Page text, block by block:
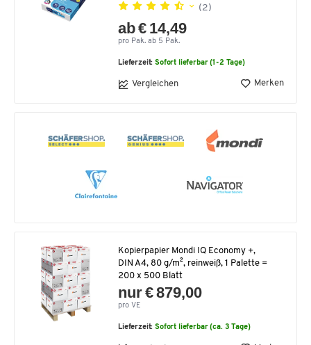
(2)
ab € 14,49
pro Pak. ab 5 Pak.
Lieferzeit:Sofort lieferbar (1-2 Tage)
Vergleichen Merken
Kopierpapier Mondi IQ Economy +,
DIN A4, 80 g/m², reinweiß, 1 Palette =
200 x 500 Blatt
nur € 879,00
pro VE
Lieferzeit:Sofort lieferbar (ca. 3 Tage)